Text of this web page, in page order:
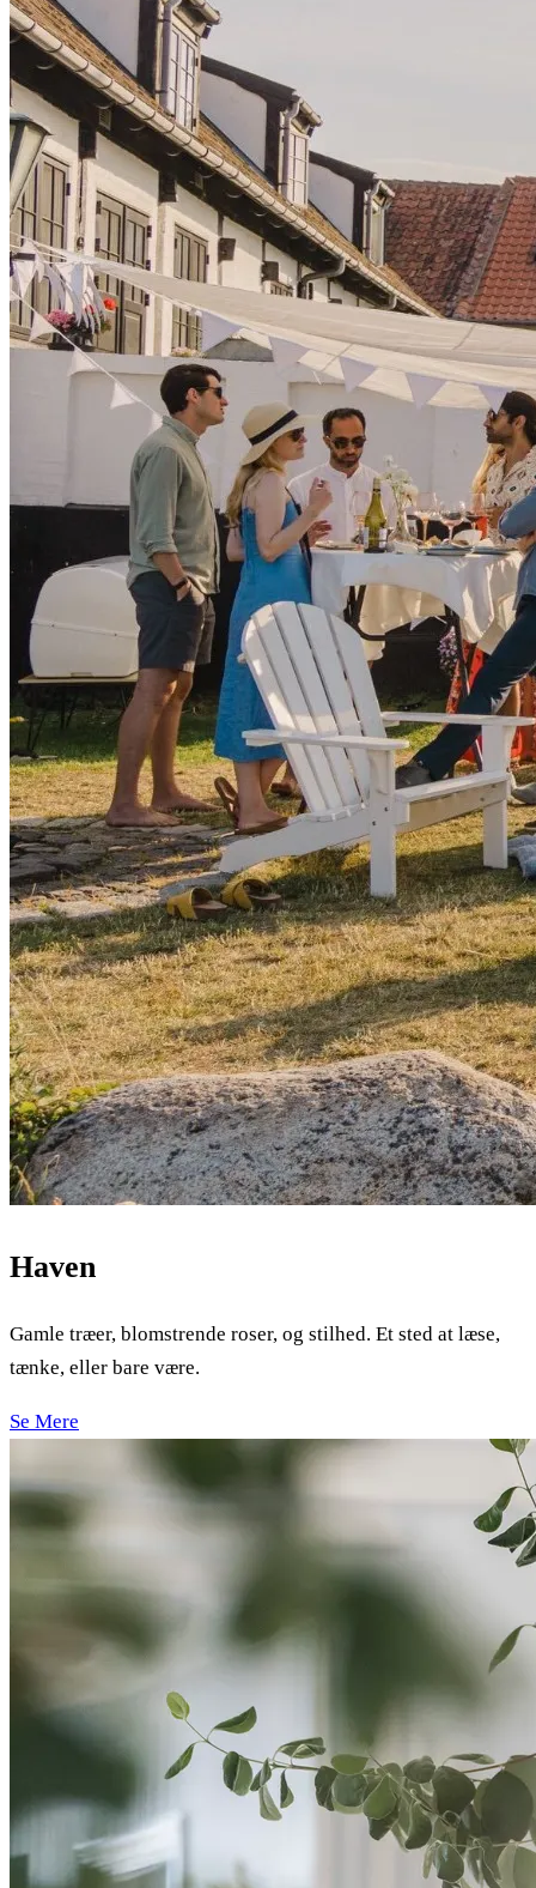
Haven
Gamle træer, blomstrende roser, og stilhed. Et sted at læse,
tænke, eller bare være.
Se Mere